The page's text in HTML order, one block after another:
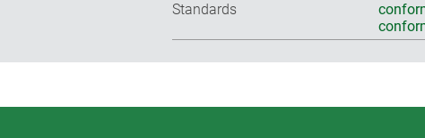
Standards